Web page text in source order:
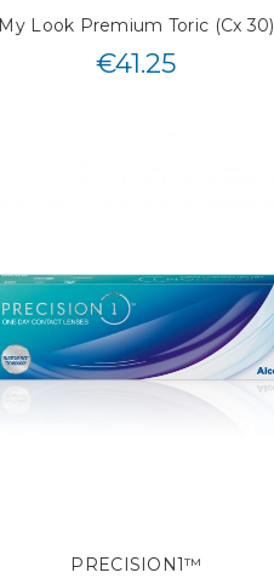
My Look Premium Toric (Cx 30)
€41.25
PRECISION1™